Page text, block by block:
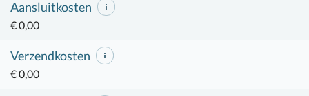
Aansluitkosten
€ 0,00
Verzendkosten
€ 0,00